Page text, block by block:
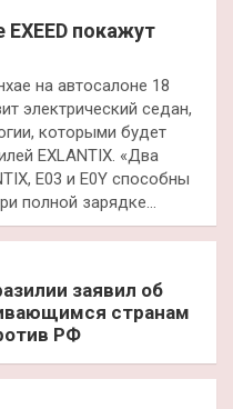
покажут
на автосалоне 18
электрический седан,
которыми будет
EXLANTIX. «Два
E03 и E0Y способны
полной зарядке…
заявил об
странам
РФ